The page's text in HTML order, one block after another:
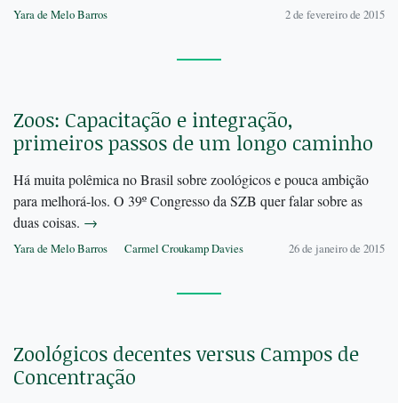
Yara de Melo Barros 2 de fevereiro de 2015
Zoos: Capacitação e integração,
primeiros passos de um longo caminho
Há muita polêmica no Brasil sobre zoológicos e pouca ambição
para melhorá-los. O 39º Congresso da SZB quer falar sobre as
duas coisas. →
Yara de Melo Barros Carmel Croukamp Davies 26 de janeiro de 2015
Zoológicos decentes versus Campos de
Concentração